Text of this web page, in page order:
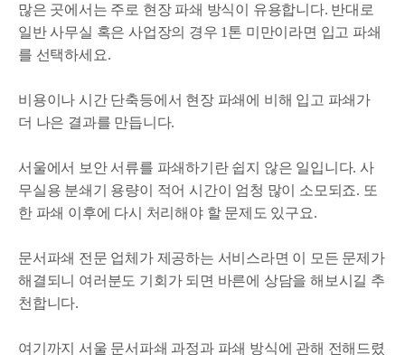
많은 곳에서는 주로 현장 파쇄 방식이 유용합니다. 반대로
일반 사무실 혹은 사업장의 경우 1톤 미만이라면 입고 파쇄
를 선택하세요.
비용이나 시간 단축등에서 현장 파쇄에 비해 입고 파쇄가
더 나은 결과를 만듭니다.
서울에서 보안 서류를 파쇄하기란 쉽지 않은 일입니다. 사
무실용 분쇄기 용량이 적어 시간이 엄청 많이 소모되죠. 또
한 파쇄 이후에 다시 처리해야 할 문제도 있구요.
문서파쇄 전문 업체가 제공하는 서비스라면 이 모든 문제가
해결되니 여러분도 기회가 되면 바른에 상담을 해보시길 추
천합니다.
여기까지 서울 문서파쇄 과정과 파쇄 방식에 관해 전해드렸